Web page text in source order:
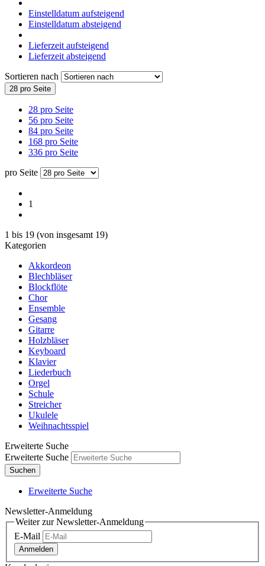
Einstelldatum aufsteigend
Einstelldatum absteigend
Lieferzeit aufsteigend
Lieferzeit absteigend
Sortieren nach
28 pro Seite
28 pro Seite
56 pro Seite
84 pro Seite
168 pro Seite
336 pro Seite
pro Seite
1
1 bis 19 (von insgesamt 19)
Kategorien
Akkordeon
Blechbläser
Blockflöte
Chor
Ensemble
Gesang
Gitarre
Holzbläser
Keyboard
Klavier
Liederbuch
Orgel
Schule
Streicher
Ukulele
Weihnachtsspiel
Erweiterte Suche
Erweiterte Suche
Suchen
Erweiterte Suche
Newsletter-Anmeldung
Weiter zur Newsletter-Anmeldung
E-Mail
Anmelden